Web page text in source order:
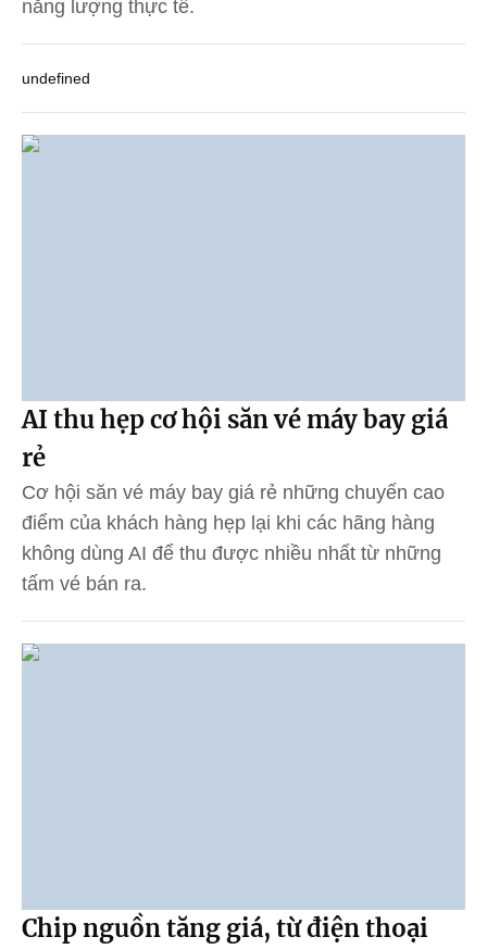
năng lượng thực tế.
undefined
AI thu hẹp cơ hội săn vé máy bay giá
rẻ
Cơ hội săn vé máy bay giá rẻ những chuyến cao
điểm của khách hàng hẹp lại khi các hãng hàng
không dùng AI để thu được nhiều nhất từ những
tấm vé bán ra.
Chip nguồn tăng giá, từ điện thoại